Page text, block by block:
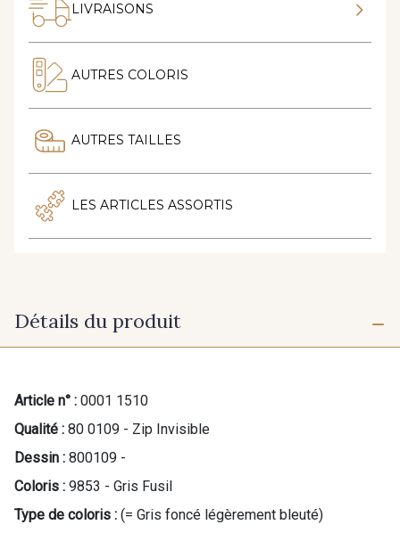
LIVRAISONS
AUTRES COLORIS
AUTRES TAILLES
LES ARTICLES ASSORTIS
Détails du produit
Article n° : 0001 1510
Qualité : 80 0109 - Zip Invisible
Dessin : 800109 -
Coloris : 9853 - Gris Fusil
Type de coloris : (= Gris foncé légèrement bleuté)